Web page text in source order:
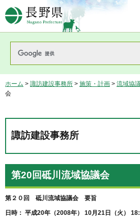
長野県Nagano
ホーム > 諏訪建設事務所 > 施策・計画 > 流域協
会
諏訪建設事務所
第20回砥川流域協議会
第２０回 砥川流域協議会 要旨
日時： 平成20年（2008年） 10月21日（火）